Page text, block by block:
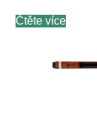
Čtěte více